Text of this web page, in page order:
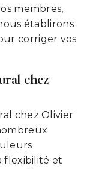
membres,
établirons
corriger vos
chez
chez Olivier
flexibilité et